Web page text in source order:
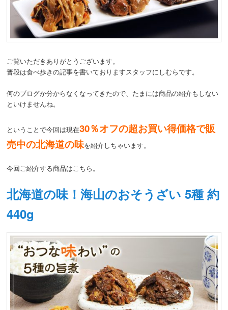
動
ご覧いただきありがとうございます。
普段は食べ歩きの記事を書いておりますスタッフにしむらです。
何のブログか分からなくなってきたので、たまには商品の紹介もしない
といけませんね。
ということで今回は現在30％オフの超お買い得価格で販
売中の北海道の味を紹介しちゃいます。
今回ご紹介する商品はこちら。
北海道の味！海山のおそうざい 5種 約
440g